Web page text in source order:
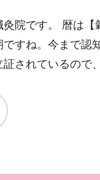
院です。 暦は
すね。今まで認
証されているので